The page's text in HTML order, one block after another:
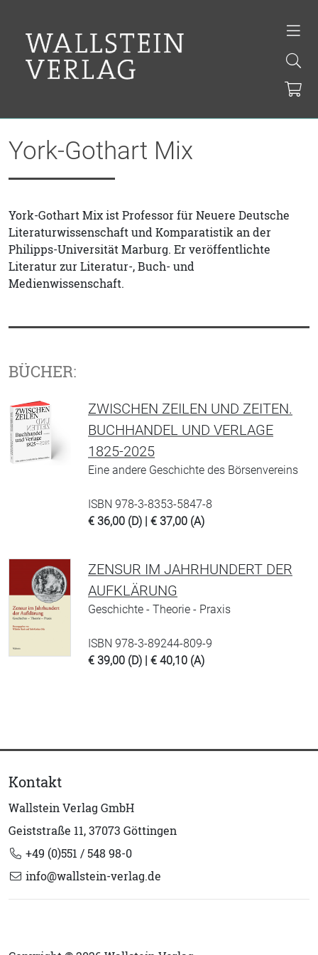
York-Gothart Mix
York-Gothart Mix ist Professor für Neuere Deutsche
Literaturwissenschaft und Komparatistik an der
Philipps-Universität Marburg. Er veröffentlichte
Literatur zur Literatur-, Buch- und
Medienwissenschaft.
BÜCHER:
ZWISCHEN ZEILEN UND ZEITEN.
BUCHHANDEL UND VERLAGE
1825-2025
Eine andere Geschichte des Börsenvereins
ISBN 978-3-8353-5847-8
€ 36,00 (D) | € 37,00 (A)
ZENSUR IM JAHRHUNDERT DER
AUFKLÄRUNG
Geschichte - Theorie - Praxis
ISBN 978-3-89244-809-9
€ 39,00 (D) | € 40,10 (A)
Kontakt
Wallstein Verlag GmbH
Geiststraße 11, 37073 Göttingen
+49 (0)551 / 548 98-0
info@wallstein-verlag.de